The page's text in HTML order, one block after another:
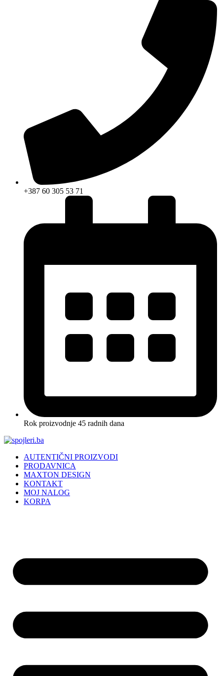
+387 60 305 53 71
Rok proizvodnje 45 radnih dana
AUTENTIČNI PROIZVODI
PRODAVNICA
MAXTON DESIGN
KONTAKT
MOJ NALOG
KORPA